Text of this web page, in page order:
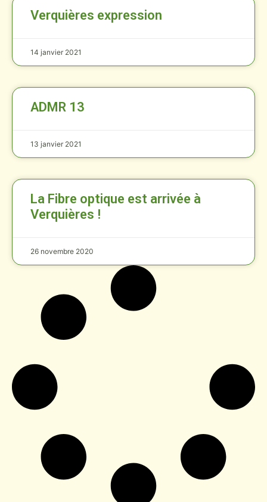
Verquières expression
14 janvier 2021
ADMR 13
13 janvier 2021
La Fibre optique est arrivée à
Verquières !
26 novembre 2020